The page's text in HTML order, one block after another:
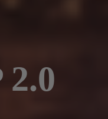
2.0